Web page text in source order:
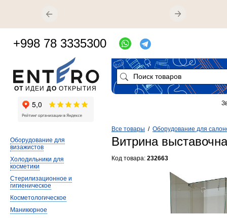
Все товары / Оборудование для
Витрина
Код товара: 232663
Оборудование для
визажистов
Холодильники для
косметики
Стерилизационное и
гигиеническое
Косметологическое
Маникюрное
ОТ ИДЕИ ДО ОТКРЫТИЯ
+998 78 3335300